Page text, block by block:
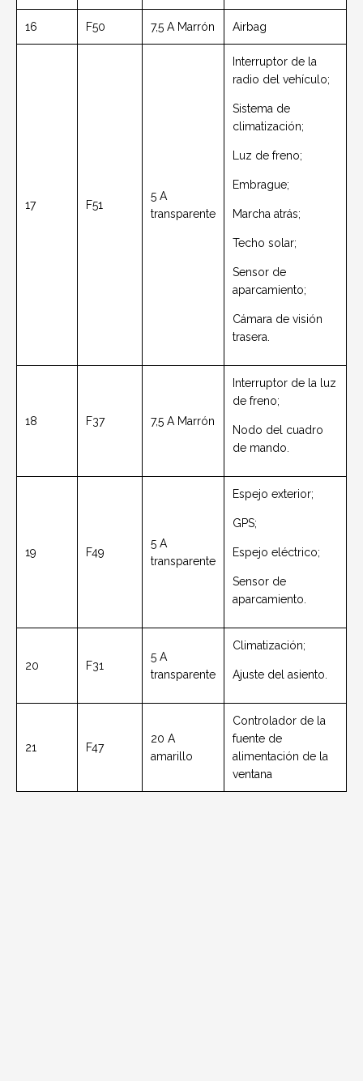
16 F50 7,5 A Marrón Airbag
17 F51
5 A
transparente
Interruptor de la
radio del vehículo;
Sistema de
climatización;
Luz de freno;
Embrague;
Marcha atrás;
Techo solar;
Sensor de
aparcamiento;
Cámara de visión
trasera.
18 F37 7,5 A Marrón
Interruptor de la luz
de freno;
Nodo del cuadro
de mando.
19 F49
5 A
transparente
Espejo exterior;
GPS;
Espejo eléctrico;
Sensor de
aparcamiento.
20 F31
5 A
transparente
Climatización;
Ajuste del asiento.
21 F47
20 A
amarillo
Controlador de la
fuente de
alimentación de la
ventana